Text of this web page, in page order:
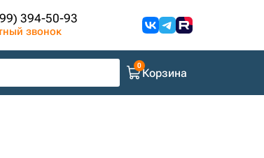
394-50-93
звонок
Корзина